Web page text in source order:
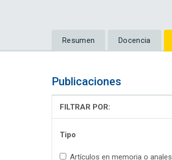
Resumen Docencia
Publicaciones
FILTRAR POR:
Tipo
Artículos en memoria o anales